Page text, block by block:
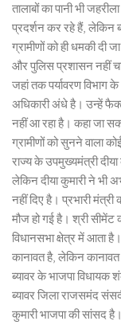
तालाबों का पानी भी
प्रदर्शन कर रहे हैं, लेकिन
ग्रामीणों को ही धमकी
और पुलिस प्रशासन नहीं
जहां तक पर्यावरण विभाग
अधिकारी अंधे है। उन्हें
नहीं आ रहा है। कहा जा
ग्रामीणों को सुनने वाला
राज्य के उपमुख्यमंत्री दीया
लेकिन दीया कुमारी ने भी
नहीं दिए है। प्रभारी
मौज हो गई है। श्री सीमेंट
विधानसभा क्षेत्र में आता
कानावत है, लेकिन कानावत
ब्यावर के भाजपा विधायक
ब्यावर जिला राजसमंद
कुमारी भाजपा की सांसद है।